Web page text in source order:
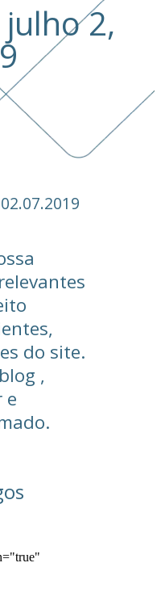
2,
do site.
,
e